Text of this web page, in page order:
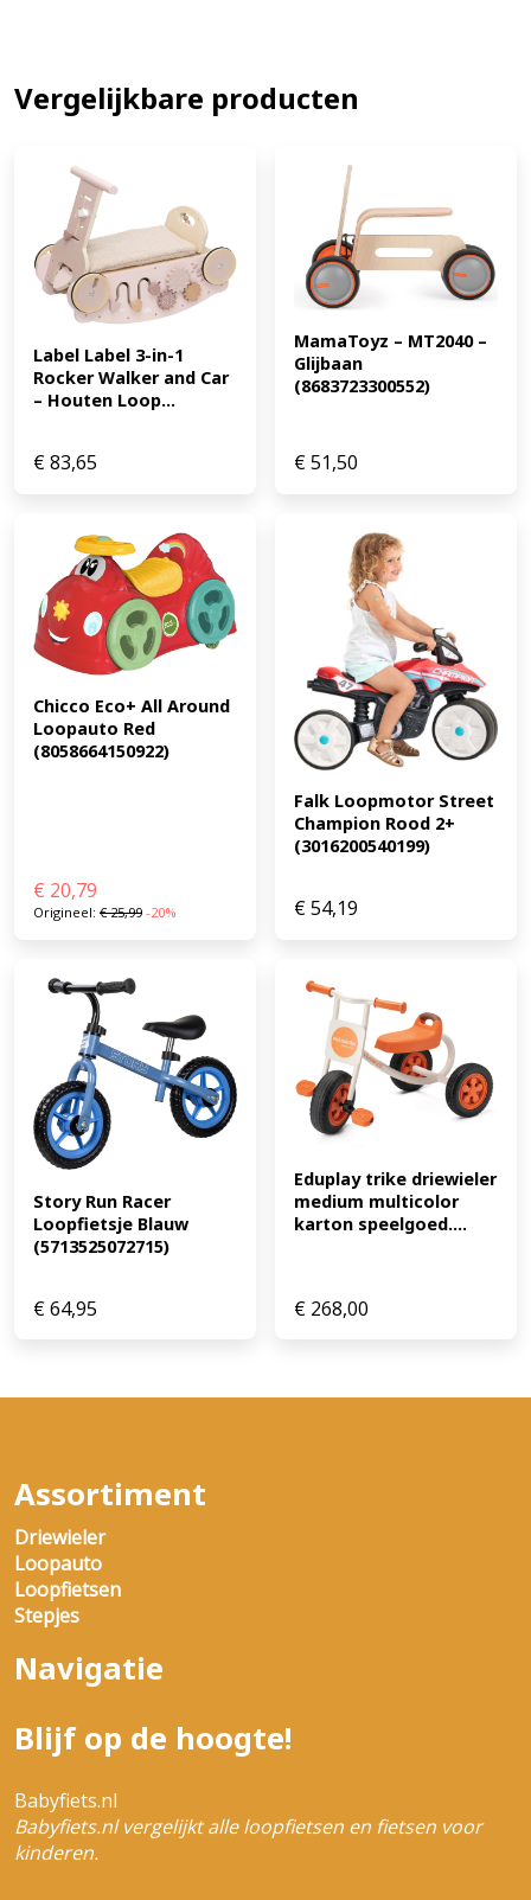
jaar met een maximumgewicht van 25 kg.
Eigenschappen - Materiaal: Kunststof - Gewicht: 2 kg -
cm (EAN: 1703739200305)
Vergelijkbare producten
Label Label 3-in-1
Rocker Walker and Car
– Houten Loop...
€83,65
MamaToyz – MT2040 –
Glijbaan
(8683723300552)
€51,50
Chicco Eco+ All Around
Loopauto Red
(8058664150922)
€ 20,79
Origineel: €25,99 -20%
Falk Loopmotor Street
Champion Rood 2+
(3016200540199)
€54,19
Story Run Racer
Loopfietsje Blauw
(5713525072715)
€64,95
Eduplay trike driewieler
medium multicolor
karton speelgoed....
€ 268,00
Assortiment
Driewieler
Loopauto
Loopfietsen
Stepjes
Navigatie
Blijf op de hoogte!
Babyfiets.nl
Babyfiets.nl vergelijkt alle loopfietsen en fietsen voor
kinderen.